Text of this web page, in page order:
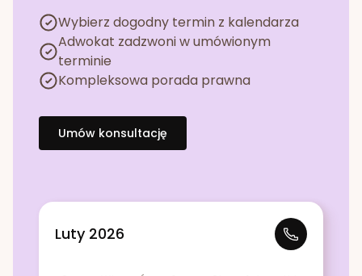
Wybierz dogodny termin z kalendarza
Adwokat zadzwoni w umówionym
terminie
Kompleksowa porada prawna
Umów konsultację
Luty 2026